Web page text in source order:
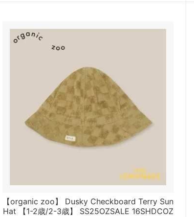
【organic zoo】 Dusky Checkboard Terry Sun
Hat 【1-2歳/2-3歳】 SS25OZSALE 16SHDCOZ